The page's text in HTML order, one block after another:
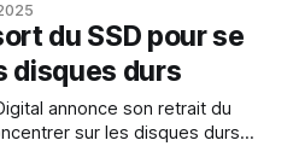
pour développer une
Mainframe et de
du SSD pour se
disques durs
annonce son retrait du
sur les disques durs